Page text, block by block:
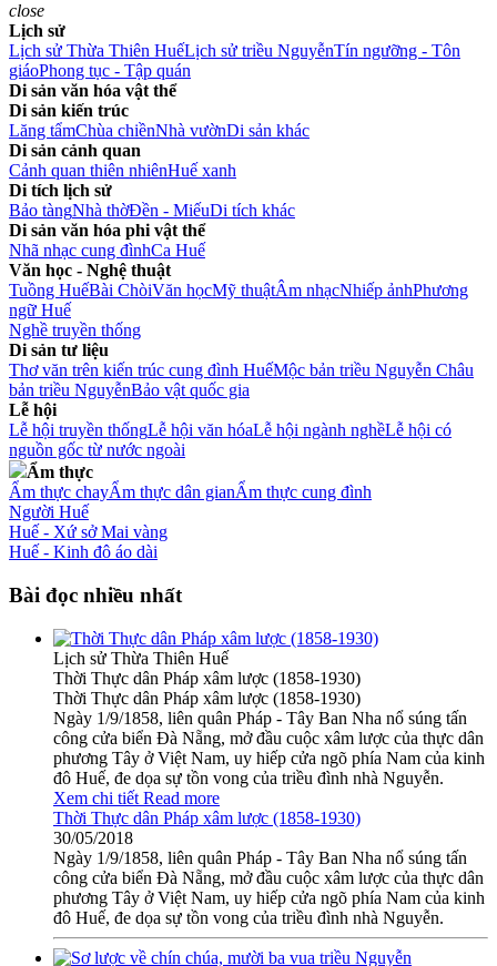
close
Lịch sử
Lịch sử Thừa Thiên HuếLịch sử triều NguyễnTín ngưỡng - Tôn
giáoPhong tục - Tập quán
Di sản văn hóa vật thể
Di sản kiến trúc
Lăng tẩmChùa chiềnNhà vườnDi sản khác
Di sản cảnh quan
Cảnh quan thiên nhiênHuế xanh
Di tích lịch sử
Bảo tàngNhà thờĐền - MiếuDi tích khác
Di sản văn hóa phi vật thể
Nhã nhạc cung đìnhCa Huế
Văn học - Nghệ thuật
Tuồng HuếBài ChòiVăn họcMỹ thuậtÂm nhạcNhiếp ảnhPhương
ngữ Huế
Nghề truyền thống
Di sản tư liệu
Thơ văn trên kiến trúc cung đình HuếMộc bản triều Nguyễn Châu
bản triều NguyễnBảo vật quốc gia
Lễ hội
Lễ hội truyền thốngLễ hội văn hóaLễ hội ngành nghềLễ hội có
nguồn gốc từ nước ngoài
Ẩm thực
Ẩm thực chayẨm thực dân gianẨm thực cung đình
Người Huế
Huế - Xứ sở Mai vàng
Huế - Kinh đô áo dài
Bài đọc nhiều nhất
Lịch sử Thừa Thiên Huế
Thời Thực dân Pháp xâm lược (1858-1930)
Thời Thực dân Pháp xâm lược (1858-1930)
Ngày 1/9/1858, liên quân Pháp - Tây Ban Nha nổ súng tấn
công cửa biển Đà Nẵng, mở đầu cuộc xâm lược của thực dân
phương Tây ở Việt Nam, uy hiếp cửa ngõ phía Nam của kinh
đô Huế, đe dọa sự tồn vong của triều đình nhà Nguyễn.
Xem chi tiết Read more
Thời Thực dân Pháp xâm lược (1858-1930)
30/05/2018
Ngày 1/9/1858, liên quân Pháp - Tây Ban Nha nổ súng tấn
công cửa biển Đà Nẵng, mở đầu cuộc xâm lược của thực dân
phương Tây ở Việt Nam, uy hiếp cửa ngõ phía Nam của kinh
đô Huế, đe dọa sự tồn vong của triều đình nhà Nguyễn.